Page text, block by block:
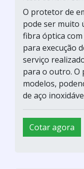
O protetor de
pode ser muito
fibra óptica
para execução
serviço
para o outro. O
modelos,
de aço
Cotar agora